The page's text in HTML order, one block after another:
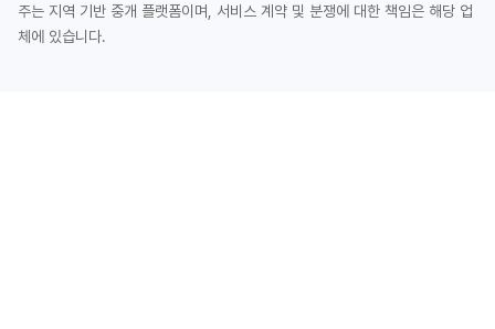
주는 지역 기반 중개 플랫폼이며, 서비스 계약 및 분쟁에 대한 책임은 해당 업
체에 있습니다.